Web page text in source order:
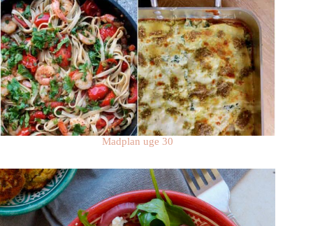
Madplan uge 30